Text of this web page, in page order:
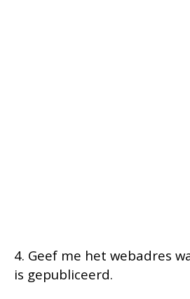
4. Geef me het webadres
is gepubliceerd.